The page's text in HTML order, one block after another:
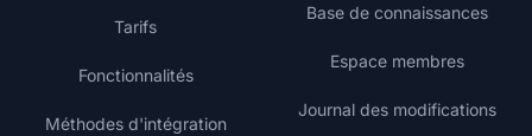
Tarifs
Fonctionnalités
Méthodes d'intégration
Base de connaissances
Espace membres
Journal des modifications